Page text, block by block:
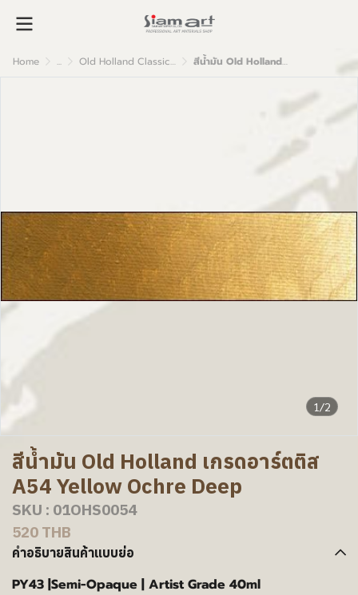
Home ... Old Holland Classic Oil Colour สีน้ำมัน Old Holland เกรดอาร์ตติส A54 Yellow Ochre Deep
1/2
สีน้ำมัน Old Holland เกรดอาร์ตติส
A54 Yellow Ochre Deep
SKU : 01OHS0054
520 THB
คำอธิบายสินค้าแบบย่อ
PY43 |Semi-Opaque | Artist Grade 40ml